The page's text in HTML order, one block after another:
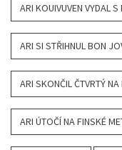
ARI KOUIVUVEN VYDAL
ARI SI STŘIHNUL BON
ARI SKONČIL ČTVRTÝ
ARI ÚTOČÍ NA FINSKÉ